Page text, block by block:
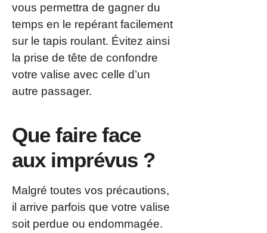
vous permettra de gagner du
temps en le repérant facilement
sur le tapis roulant. Évitez ainsi
la prise de tête de confondre
votre valise avec celle d’un
autre passager.
Que faire face
aux imprévus ?
Malgré toutes vos précautions,
il arrive parfois que votre valise
soit perdue ou endommagée.